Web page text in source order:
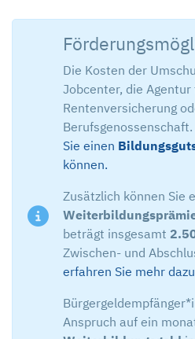
Die Kosten der
Jobcenter, die
Rentenversicherung
Berufsgenossenschaft.
Sie einen
können.
Zusätzlich können Sie
beträgt insgesamt
Zwischen- und
erfahren Sie mehr
Anspruch auf ein